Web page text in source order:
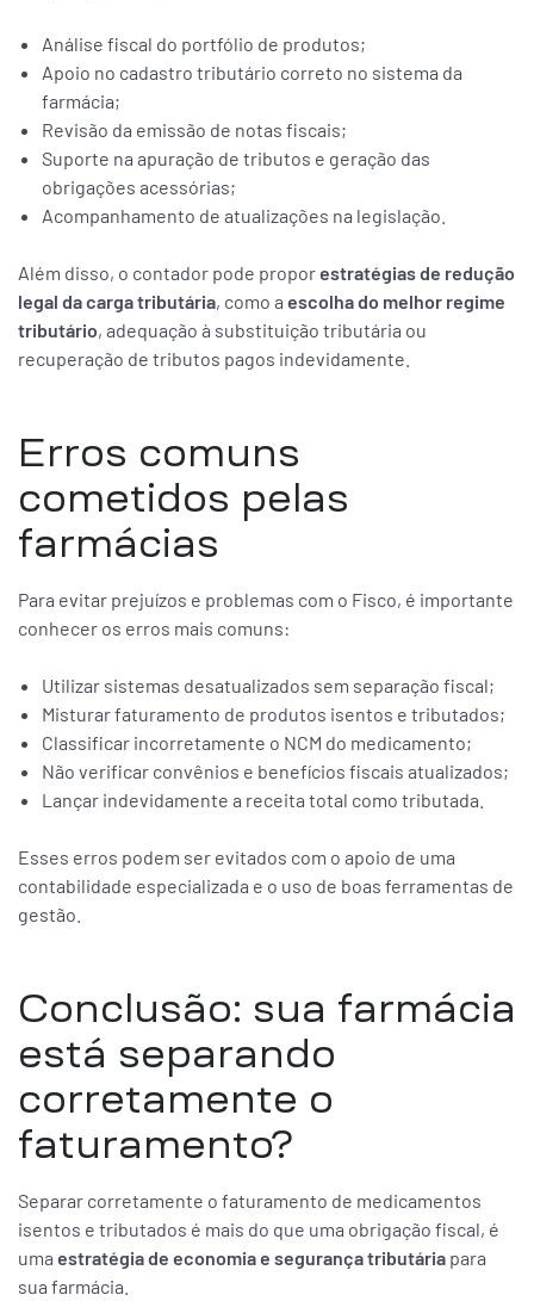
Análise fiscal do portfólio de produtos;
Apoio no cadastro tributário correto no sistema da
farmácia;
Revisão da emissão de notas fiscais;
Suporte na apuração de tributos e geração das
obrigações acessórias;
Acompanhamento de atualizações na legislação.
Além disso, o contador pode proporestratégias de redução
legal da carga tributária, como a escolha do melhor regime
tributário, adequação à substituição tributária ou
recuperação de tributos pagos indevidamente.
Erros comuns
cometidos pelas
farmácias
Para evitar prejuízos e problemas com o Fisco, é importante
conhecer os erros mais comuns:
Utilizar sistemas desatualizados sem separação fiscal;
Misturar faturamento de produtos isentos e tributados;
Classificar incorretamente o NCM do medicamento;
Não verificar convênios e benefícios fiscais atualizados;
Lançar indevidamente a receita total como tributada.
Esses erros podem ser evitados com o apoio de uma
contabilidade especializada e o uso de boas ferramentas de
gestão.
Conclusão: sua farmácia
está separando
corretamente o
faturamento?
Separar corretamente o faturamento de medicamentos
isentos e tributados é mais do que uma obrigação fiscal, é
uma estratégia de economia e segurança tributária para
sua farmácia.